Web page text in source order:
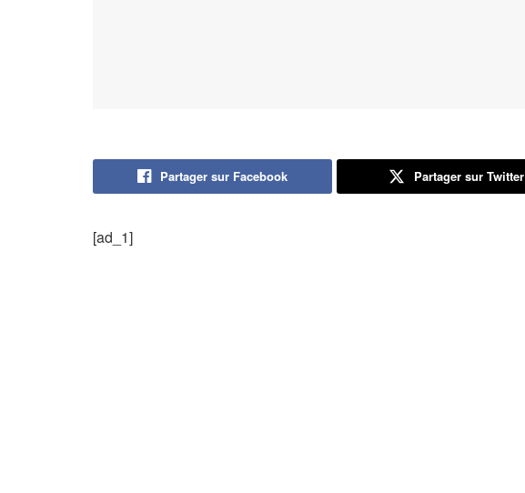
Partager sur Facebook Partager sur Twitter
[ad_1]